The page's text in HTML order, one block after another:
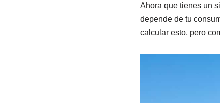
Ahora que tienes un
depende de tu
calcular esto, pero